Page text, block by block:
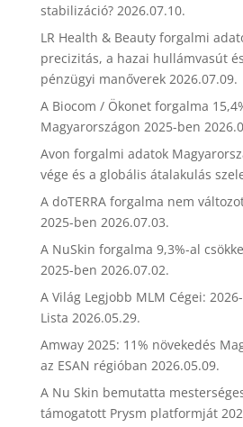
stabilizáció? 2026.07.10.
LR Health & Beauty forgalmi
precizitás, a hazai hullámvasút
pénzügyi manőverek 2026.07.09.
A Biocom / Ökonet forgalma
Magyarországon 2025-ben
Avon forgalmi adatok
vége és a globális átalakulás
A doTERRA forgalma nem
2025-ben 2026.07.03.
A NuSkin forgalma 9,3%-al
2025-ben 2026.07.02.
A Világ Legjobb MLM Cégei:
Lista 2026.05.29.
Amway 2025: 11% növekedés
az ESAN régióban 2026.05.09.
A Nu Skin bemutatta
támogatott Prysm platformját